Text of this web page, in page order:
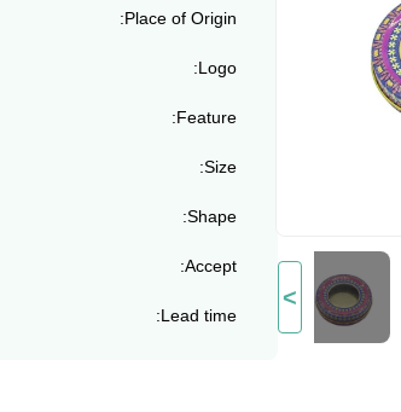
>
Place of Origin:
Logo:
Feature:
Size:
Shape:
Accept:
Lead time: